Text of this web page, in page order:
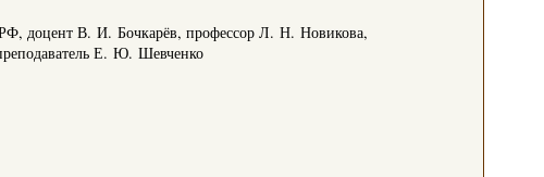
доцент В. И. Бочкарёв, профессор Л. Н. Новикова,
Е. Ю. Шевченко